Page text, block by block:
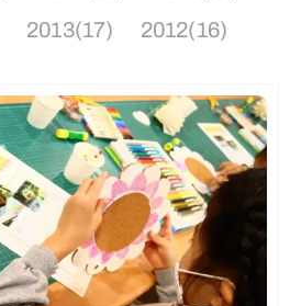
2013(17) 2012(16)